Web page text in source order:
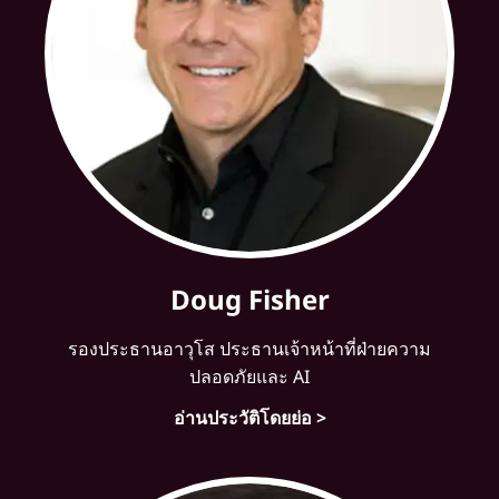
Doug Fisher
รองประธานอาวุโส ประธานเจ้าหน้าที่ฝ่ายความ
ปลอดภัยและ AI
อ่านประวัติโดยย่อ >